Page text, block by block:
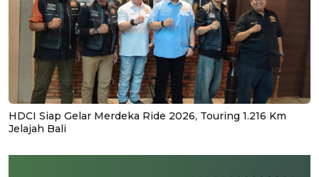
HDCI Siap Gelar Merdeka Ride 2026, Touring 1.216 Km
Jelajah Bali